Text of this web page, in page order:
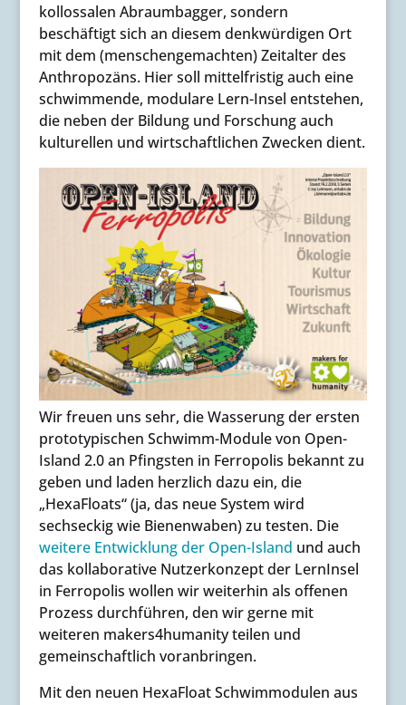
kollossalen Abraumbagger, sondern
beschäftigt sich an diesem denkwürdigen Ort
mit dem (menschengemachten) Zeitalter des
Anthropozäns. Hier soll mittelfristig auch eine
schwimmende, modulare Lern-Insel entstehen,
die neben der Bildung und Forschung auch
kulturellen und wirtschaftlichen Zwecken dient.
Wir freuen uns sehr, die Wasserung der ersten
prototypischen Schwimm-Module von Open-
Island 2.0 an Pfingsten in Ferropolis bekannt zu
geben und laden herzlich dazu ein, die
„HexaFloats“ (ja, das neue System wird
sechseckig wie Bienenwaben) zu testen. Die
weitere Entwicklung der Open-Island und auch
das kollaborative Nutzerkonzept der LernInsel
in Ferropolis wollen wir weiterhin als offenen
Prozess durchführen, den wir gerne mit
weiteren makers4humanity teilen und
gemeinschaftlich voranbringen.
Mit den neuen HexaFloat Schwimmodulen aus